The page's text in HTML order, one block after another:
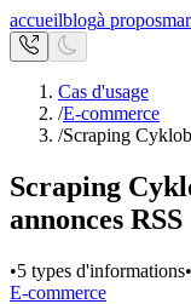
accueilblogà propos
Cas d'usage
/E-commerce
/Scraping
Scraping
annonces RSS
•5 types d'informations•
E-commerce